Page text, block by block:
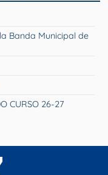
Banda Municipal de
CURSO 26-27